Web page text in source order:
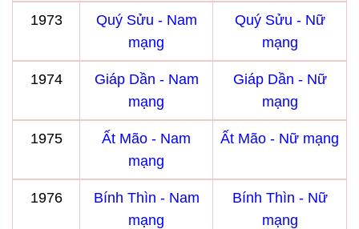
1973
Quý Sửu - Nam
mạng
Quý Sửu - Nữ
mạng
1974
Giáp Dần - Nam
mạng
Giáp Dần - Nữ
mạng
1975
Ất Mão - Nam
mạng
Ất Mão - Nữ mạng
1976
Bính Thìn - Nam
mạng
Bính Thìn - Nữ
mạng